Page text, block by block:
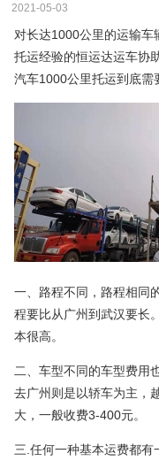
2021-05-03
对长达1000公里的运输
托运经验的恒运达运车协
汽车1000公里托运到底需
一、路程不同，路程相同
程要比从广州到武汉要长
本很高。
二、车型不同的车型费用
去广州则是以轿车为主，
大，一般收费3-400元。
三.任何一种基本运费都